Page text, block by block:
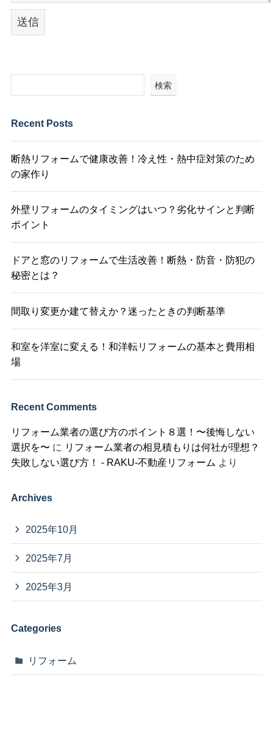
検索
Recent Posts
断熱リフォームで健康改善！冷え性・熱中症対策のため
の家作り
外壁リフォームのタイミングはいつ？劣化サインと判断
ポイント
ドアと窓のリフォームで生活改善！断熱・防音・防犯の
秘密とは？
間取り変更か建て替えか？迷ったときの判断基準
和室を洋室に変える！和洋転リフォームの基本と費用相
場
Recent Comments
リフォーム業者の選び方のポイント８選！〜後悔しない
選択を〜 に リフォーム業者の相見積もりは何社が理想？
失敗しない選び方！ - RAKU-不動産リフォーム より
Archives
2025年10月
2025年7月
2025年3月
Categories
リフォーム